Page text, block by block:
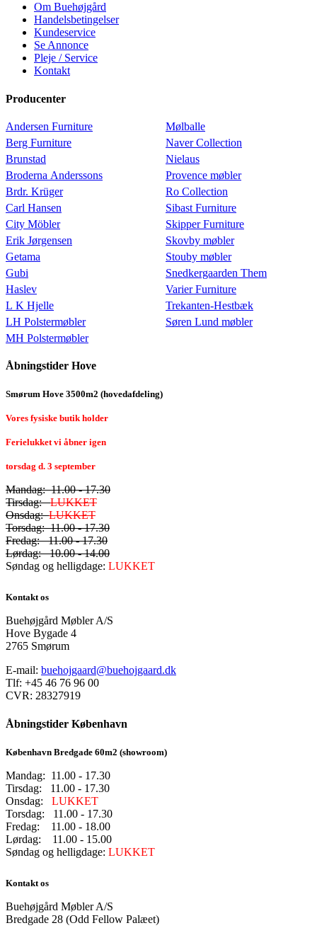
Om Buehøjgård
Handelsbetingelser
Kundeservice
Se Annonce
Pleje / Service
Kontakt
Producenter
Andersen Furniture
Berg Furniture
Brunstad
Broderna Anderssons
Brdr. Krüger
Carl Hansen
City Möbler
Erik Jørgensen
Getama
Gubi
Haslev
L K Hjelle
LH Polstermøbler
MH Polstermøbler
Mølballe
Naver Collection
Nielaus
Provence møbler
Ro Collection
Sibast Furniture
Skipper Furniture
Skovby møbler
Stouby møbler
Snedkergaarden Them
Varier Furniture
Trekanten-Hestbæk
Søren Lund møbler
Åbningstider Hove
Smørum Hove 3500m2 (hovedafdeling)
Vores fysiske butik holder
Ferielukket vi åbner igen
torsdag d. 3 september
Mandag: 11.00 - 17.30
Tirsdag:LUKKET
Onsdag:LUKKET
Torsdag: 11.00 - 17.30
Fredag: 11.00 - 17.30
Lørdag: 10.00 - 14.00
Søndag og helligdage: LUKKET
Kontakt os
Buehøjgård Møbler A/S
Hove Bygade 4
2765 Smørum
E-mail: buehojgaard@buehojgaard.dk
Tlf: +45 46 76 96 00
CVR: 28327919
Åbningstider København
København Bredgade 60m2 (showroom)
Mandag: 11.00 - 17.30
Tirsdag: 11.00 - 17.30
Onsdag: LUKKET
Torsdag: 11.00 - 17.30
Fredag: 11.00 - 18.00
Lørdag: 11.00 - 15.00
Søndag og helligdage: LUKKET
Kontakt os
Buehøjgård Møbler A/S
Bredgade 28 (Odd Fellow Palæet)